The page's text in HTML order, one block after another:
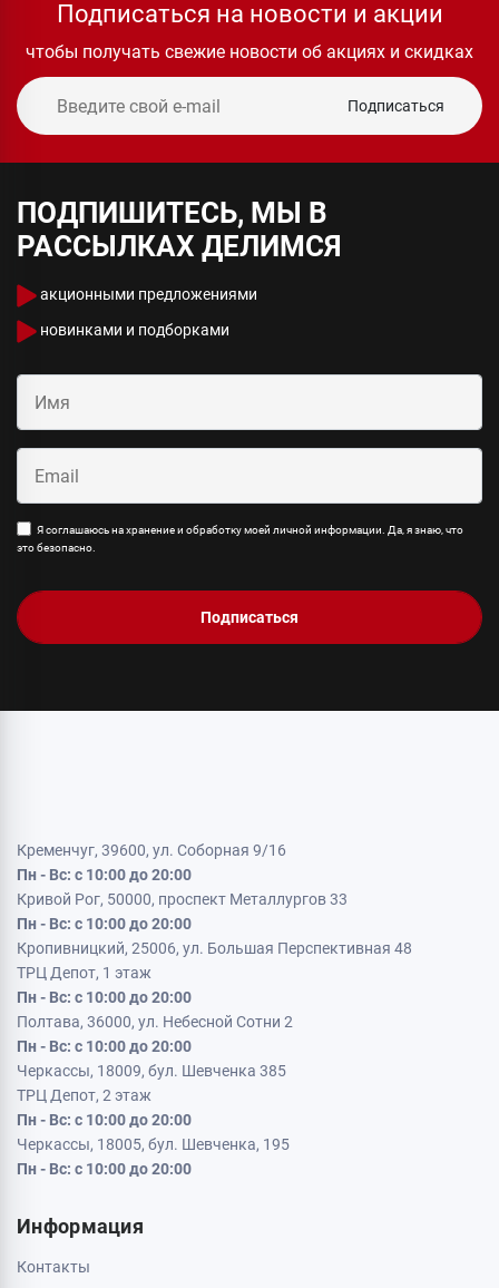
Подписаться на новости и акции
чтобы получать свежие новости об акциях и скидках
Подписаться
ПОДПИШИТЕСЬ, МЫ В
РАССЫЛКАХ ДЕЛИМСЯ
акционными предложениями
новинками и подборками
Я соглашаюсь на хранение и обработку моей личной информации. Да, я знаю, что
это безопасно.
Подписаться
Кременчуг, 39600, ул. Соборная 9/16
Пн - Вс: с 10:00 до 20:00
Кривой Рог, 50000, проспект Металлургов 33
Кропивницкий, 25006, ул. Большая Перспективная 48